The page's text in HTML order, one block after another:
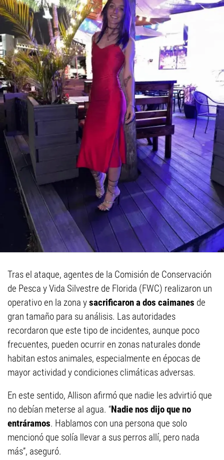
Tras el ataque, agentes de la Comisión de Conservación
de Pesca y Vida Silvestre de Florida (FWC) realizaron un
operativo en la zona ysacrificaron a dos caimanes de
gran tamaño para su análisis. Las autoridades
recordaron que este tipo de incidentes, aunque poco
frecuentes, pueden ocurrir en zonas naturales donde
habitan estos animales, especialmente en épocas de
mayor actividad y condiciones climáticas adversas.
En este sentido, Allison afirmó que nadie les advirtió que
no debían meterse al agua. “Nadie nos dijo que no
entráramos. Hablamos con una persona que solo
mencionó que solía llevar a sus perros allí, pero nada
más”, aseguró.